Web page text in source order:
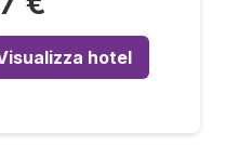
hotel